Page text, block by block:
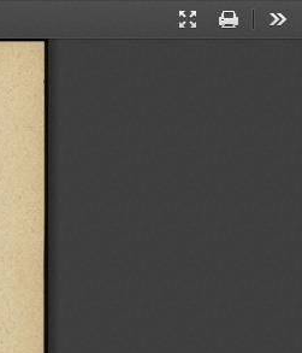
Presentation
Print